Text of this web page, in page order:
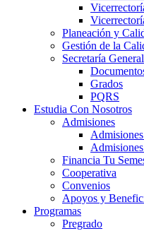
Planeación y
Gestión de la
Secretaría General
Grados
PQRS
Estudia Con Nosotros
Admisiones
Financia Tu
Cooperativa
Convenios
Apoyos y
Programas
Pregrado